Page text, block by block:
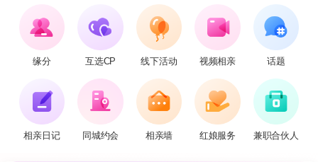
缘分 互选CP 线下活动 视频相亲 话题
相亲日记 同城约会 相亲墙 红娘服务 兼职合伙人